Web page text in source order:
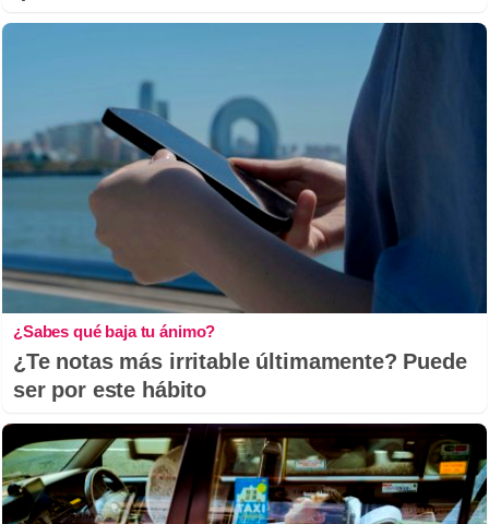
¿Sabes qué baja tu ánimo?
¿Te notas más irritable últimamente? Puede
ser por este hábito